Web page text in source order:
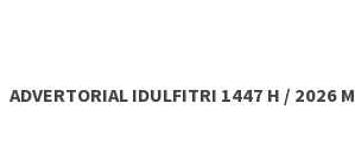
ADVERTORIAL IDULFITRI 1447 H / 2026 M